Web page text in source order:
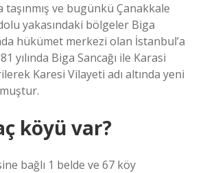
taşınmış ve bugünkü Çanakkale
yakasındaki bölgeler Biga
hükümet merkezi olan İstanbul’a
yılında Biga Sancağı ile Karasi
Karesi Vilayeti adı altında yeni
köyü var?
bağlı 1 belde ve 67 köy